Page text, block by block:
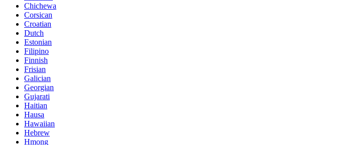
Chichewa
Corsican
Croatian
Dutch
Estonian
Filipino
Finnish
Frisian
Galician
Georgian
Gujarati
Haitian
Hausa
Hawaiian
Hebrew
Hmong